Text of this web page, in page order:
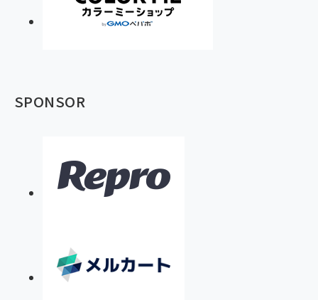
SPONSOR